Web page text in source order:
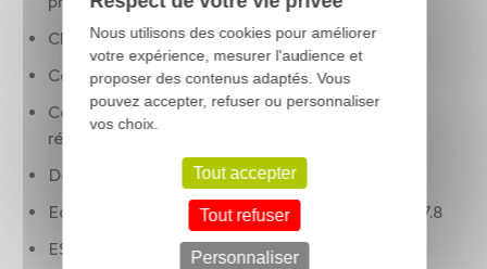
Climatisation 1 zone
Condamnation centralisée à distance
Contrôle des phares: allumage automatique.
réglage en hauteur manuel
Détection panneaux signalisation
Ecran de divertissement: 7.00 " tactile. AV et 17.8
ESP
Nous utilisons des cookies pour améliorer
votre expérience, mesurer l'audience et
proposer des contenus adaptés. Vous
pouvez accepter, refuser ou personnaliser
vos choix.
Tout accepter
Tout refuser
Personnaliser